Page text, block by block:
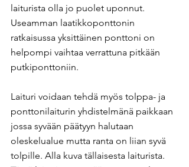
laiturista olla jo puolet uponnut.
Useamman laatikkoponttonin
ratkaisussa yksittäinen ponttoni on
helpompi vaihtaa verrattuna pitkään
putkiponttoniin.
Laituri voidaan tehdä myös tolppa- ja
ponttonilaiturin yhdistelmänä paikkaan
jossa syvään päätyyn halutaan
oleskelualue mutta ranta on liian syvä
tolpille. Alla kuva tällaisesta laiturista.